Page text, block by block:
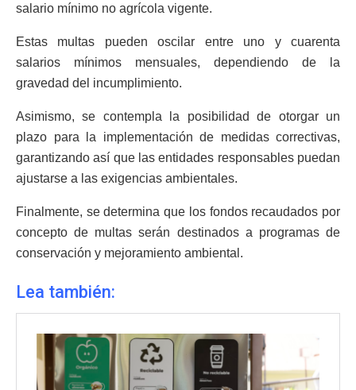
salario mínimo no agrícola vigente.
Estas multas pueden oscilar entre uno y cuarenta
salarios mínimos mensuales, dependiendo de la
gravedad del incumplimiento.
Asimismo, se contempla la posibilidad de otorgar un
plazo para la implementación de medidas correctivas,
garantizando así que las entidades responsables puedan
ajustarse a las exigencias ambientales.
Finalmente, se determina que los fondos recaudados por
concepto de multas serán destinados a programas de
conservación y mejoramiento ambiental.
Lea también: